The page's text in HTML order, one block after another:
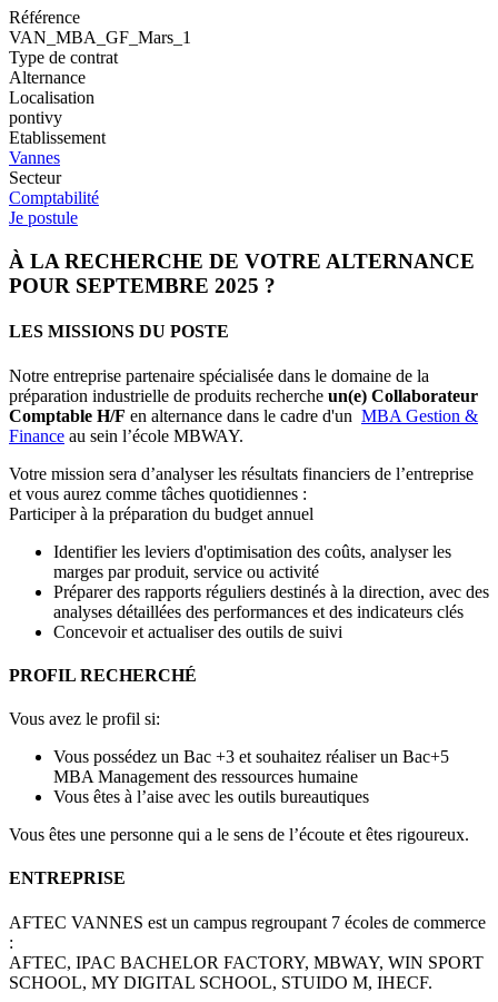
Référence
VAN_MBA_GF_Mars_1
Type de contrat
Alternance
Localisation
pontivy
Etablissement
Vannes
Secteur
Comptabilité
Je postule
À LA RECHERCHE DE VOTRE ALTERNANCE
POUR SEPTEMBRE 2025 ?
LES MISSIONS DU POSTE
Notre entreprise partenaire spécialisée dans le domaine de la
préparation industrielle de produits recherche un(e) Collaborateur
Comptable H/F en alternance dans le cadre d'un MBA Gestion &
Finance au sein l’école MBWAY.
Votre mission sera d’analyser les résultats financiers de l’entreprise
et vous aurez comme tâches quotidiennes :
Participer à la préparation du budget annuel
Identifier les leviers d'optimisation des coûts, analyser les
marges par produit, service ou activité
Préparer des rapports réguliers destinés à la direction, avec des
analyses détaillées des performances et des indicateurs clés
Concevoir et actualiser des outils de suivi
PROFIL RECHERCHÉ
Vous avez le profil si:
Vous possédez un Bac +3 et souhaitez réaliser un Bac+5
MBA Management des ressources humaine
Vous êtes à l’aise avec les outils bureautiques
Vous êtes une personne qui a le sens de l’écoute et êtes rigoureux.
ENTREPRISE
AFTEC VANNES est un campus regroupant 7 écoles de commerce
:
AFTEC, IPAC BACHELOR FACTORY, MBWAY, WIN SPORT
SCHOOL, MY DIGITAL SCHOOL, STUIDO M, IHECF.